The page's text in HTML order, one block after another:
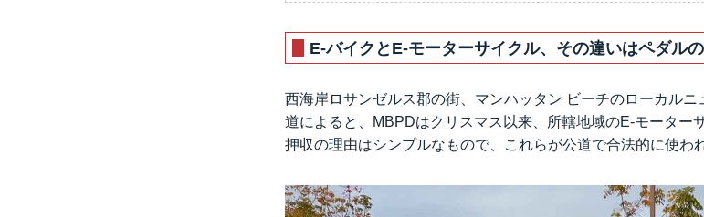
E-バイクとE-モーターサイクル、その違いはペダル
西海岸ロサンゼルス郡の街、マンハッタン ビーチのローカルニ
道によると、MBPDはクリスマス以来、所轄地域のE-モーター
押収の理由はシンプルなもので、これらが公道で合法的に使わ